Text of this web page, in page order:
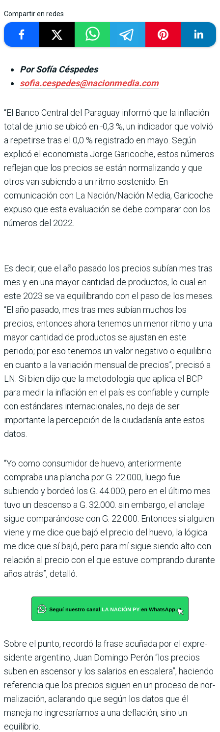
Compartir en redes
Por Sofía Céspedes
sofia.cespedes@nacionmedia.com
“El Banco Central del Paraguay informó que la inflación
total de junio se ubicó en -0,3 %, un indicador que volvió
a repetirse tras el 0,0 % regis­trado en mayo. Según
explicó el economista Jorge Garico­che, estos números
reflejan que los precios se están nor­malizando y que
otros van subiendo a un ritmo soste­nido. En
comunicación con La Nación/Nación Media, Garicoche
expuso que esta evaluación se debe compa­rar con los
números del 2022.
Es decir, que el año pasado los precios subían mes tras
mes y en una mayor cantidad de productos, lo cual en
este 2023 se va equilibrando con el paso de los meses.
“El año pasado, mes tras mes subían muchos los
precios, enton­ces ahora tenemos un menor ritmo y una
mayor cantidad de productos se ajustan en este
periodo; por eso tene­mos un valor negativo o equi­librio
en cuanto a la variación mensual de precios”, precisó a
LN. Si bien dijo que la metodología que aplica el BCP
para medir la inflación en el país es confiable y cumple
con estándares internacionales, no deja de ser
importante la percepción de la ciudadanía ante estos
datos.
“Yo como consumidor de huevo, ante­riormente
compraba una plancha por G. 22.000, luego fue
subiendo y bordeó los G. 44.000, pero en el último mes
tuvo un descenso a G. 32.000. sin embargo, el anclaje
sigue comparándose con G. 22.000. Entonces si alguien
viene y me dice que bajó el precio del huevo, la lógica
me dice que sí bajó, pero para mí sigue siendo alto con
relación al precio con el que estuve com­prando durante
años atrás”, detalló.
Sobre el punto, recordó la frase acuñada por el expre­
sidente argentino, Juan Domingo Perón “los precios
suben en ascensor y los sala­rios en escalera”, haciendo
referencia que los precios siguen en un proceso de nor­
malización, aclarando que según los datos que él
maneja no ingresaríamos a una defla­ción, sino un
equilibrio.